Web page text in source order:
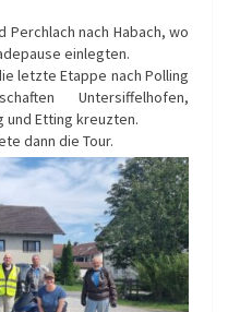
Perchlach nach Habach, wo
einlegten.
letzte Etappe nach Polling
Untersiffelhofen,
Etting kreuzten.
dann die Tour.